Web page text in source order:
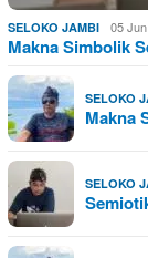
SELOKO JAMBI 05
Makna Simbolik
SELOKO
Makna
SELOKO